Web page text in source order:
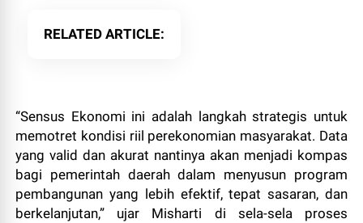
RELATED ARTICLE
“Sensus Ekonomi ini adalah langkah strategis untuk
memotret kondisi riil perekonomian masyarakat. Data
yang valid dan akurat nantinya akan menjadi kompas
bagi pemerintah daerah dalam menyusun program
pembangunan yang lebih efektif, tepat sasaran, dan
berkelanjutan,” ujar Misharti di sela-sela proses